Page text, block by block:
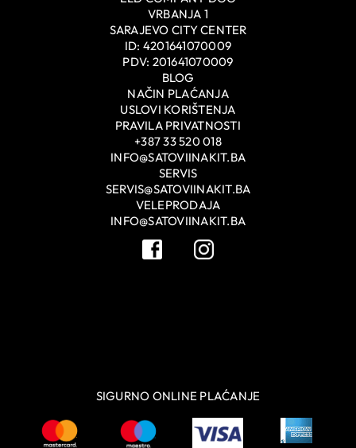
VRBANJA 1
SARAJEVO CITY CENTER
ID: 4201641070009
PDV: 201641070009
BLOG
NAČIN PLAĆANJA
USLOVI KORIŠTENJA
PRAVILA PRIVATNOSTI
+387 33 520 018
INFO@SATOVIINAKIT.BA
SERVIS
SERVIS@SATOVIINAKIT.BA
VELEPRODAJA
INFO@SATOVIINAKIT.BA
SIGURNO ONLINE PLAĆANJE